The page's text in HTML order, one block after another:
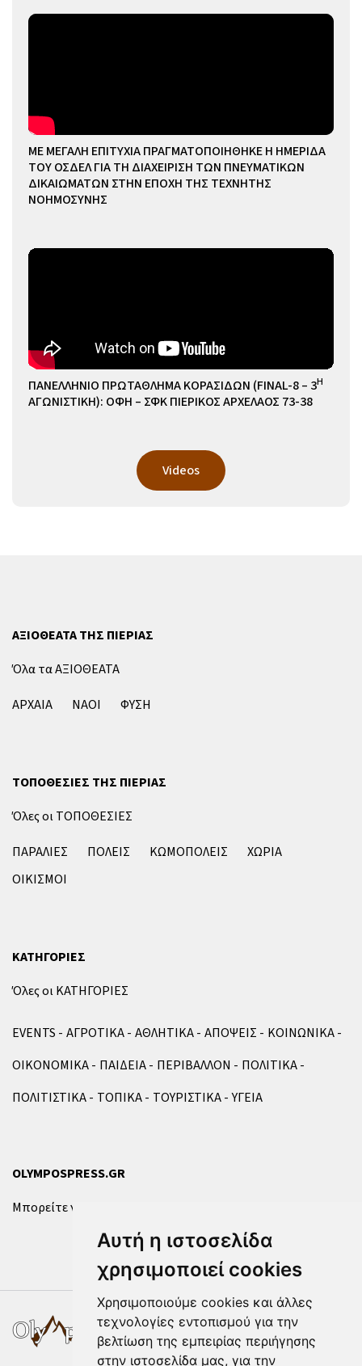
Αυτή η ιστοσελίδα
χρησιμοποιεί cookies
Χρησιμοποιούμε cookies και άλλες
τεχνολογίες εντοπισμού για την
βελτίωση της εμπειρίας περιήγησης
στην ιστοσελίδα μας, για την
ΜΕ ΜΕΓΑΛΗ ΕΠΙΤΥΧΙΑ ΠΡΑΓΜΑΤΟΠΟΙΗΘΗΚΕ Η ΗΜΕΡΙΔΑ
ΤΟΥ ΟΣΔΕΛ ΓΙΑ ΤΗ ΔΙΑΧΕΙΡΙΣΗ ΤΩΝ ΠΝΕΥΜΑΤΙΚΩΝ
ΔΙΚΑΙΩΜΑΤΩΝ ΣΤΗΝ ΕΠΟΧΗ ΤΗΣ ΤΕΧΝΗΤΗΣ
ΝΟΗΜΟΣΥΝΗΣ
ΠΑΝΕΛΛΗΝΙΟ ΠΡΩΤΑΘΛΗΜΑ ΚΟΡΑΣΙΔΩΝ (FINAL-8 – 3Η
ΑΓΩΝΙΣΤΙΚΗ): ΟΦΗ – ΣΦΚ ΠΙΕΡΙΚΟΣ ΑΡΧΕΛΑΟΣ 73-38
Videos
ΑΞΙΟΘΕΑΤΑ ΤΗΣ ΠΙΕΡΙΑΣ
Όλα τα ΑΞΙΟΘΕΑΤΑ
ΑΡΧΑΙΑ
ΝΑΟΙ ΦΥΣΗ
ΤΟΠΟΘΕΣΙΕΣ ΤΗΣ ΠΙΕΡΙΑΣ
Όλες οι ΤΟΠΟΘΕΣΙΕΣ
ΠΑΡΑΛΙΕΣ
ΠΟΛΕΙΣ ΚΩΜΟΠΟΛΕΙΣ
ΧΩΡΙΑ
ΟΙΚΙΣΜΟΙ
ΚΑΤΗΓΟΡΙΕΣ
Όλες οι ΚΑΤΗΓΟΡΙΕΣ
EVENTS ΑΓΡΟΤΙΚΑ ΑΘΛΗΤΙΚΑ ΑΠΟΨΕΙΣ
ΚΟΙΝΩΝΙΚΑ
ΟΙΚΟΝΟΜΙΚΑ
ΠΑΙΔΕΙΑ ΠΕΡΙΒΑΛΛΟΝ
ΠΟΛΙΤΙΚΑ
ΠΟΛΙΤΙΣΤΙΚΑ
ΤΟΠΙΚΑ ΤΟΥΡΙΣΤΙΚΑ ΥΓΕΙΑ
OLYMPOSPRESS.GR
Μπορείτε να επικοινωνήσετε μαζί μας μέσω της